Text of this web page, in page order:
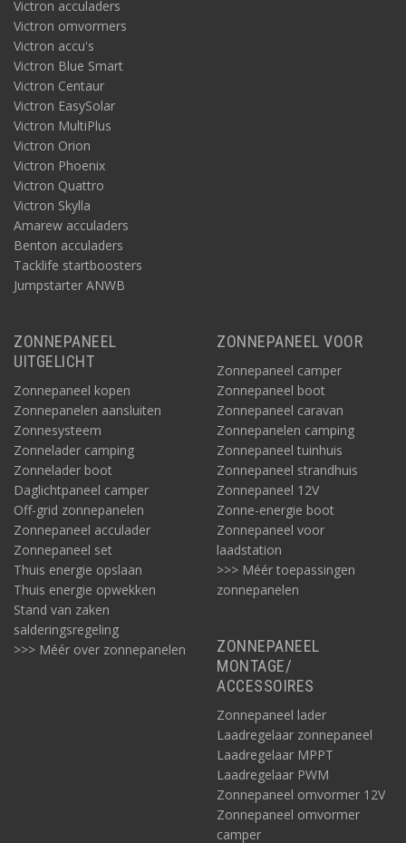
Victron acculaders
Victron omvormers
Victron accu's
Victron Blue Smart
Victron Centaur
Victron EasySolar
Victron MultiPlus
Victron Orion
Victron Phoenix
Victron Quattro
Victron Skylla
Amarew acculaders
Benton acculaders
Tacklife startboosters
Jumpstarter ANWB
ZONNEPANEEL
UITGELICHT
Zonnepaneel kopen
Zonnepanelen aansluiten
Zonnesysteem
Zonnelader camping
Zonnelader boot
Daglichtpaneel camper
Off-grid zonnepanelen
Zonnepaneel acculader
Zonnepaneel set
Thuis energie opslaan
Thuis energie opwekken
Stand van zaken
salderingsregeling
>>> Méér over zonnepanelen
ZONNEPANEEL VOOR
Zonnepaneel camper
Zonnepaneel boot
Zonnepaneel caravan
Zonnepanelen camping
Zonnepaneel tuinhuis
Zonnepaneel strandhuis
Zonnepaneel 12V
Zonne-energie boot
Zonnepaneel voor
laadstation
>>> Méér toepassingen
zonnepanelen
ZONNEPANEEL
MONTAGE/
ACCESSOIRES
Zonnepaneel lader
Laadregelaar zonnepaneel
Laadregelaar MPPT
Laadregelaar PWM
Zonnepaneel omvormer 12V
Zonnepaneel omvormer
camper